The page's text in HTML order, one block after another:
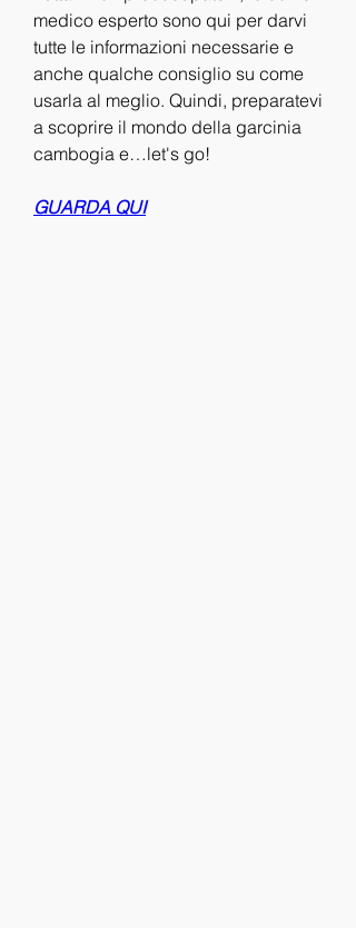
medico esperto sono qui per darvi
tutte le informazioni necessarie e
anche qualche consiglio su come
usarla al meglio. Quindi, preparatevi
a scoprire il mondo della garcinia
cambogia e…let's go!
GUARDA QUI